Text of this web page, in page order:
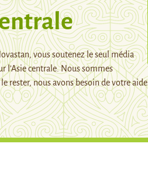
vous soutenez le seul média
l’Asie centrale. Nous sommes
rester, nous avons besoin de votre aide